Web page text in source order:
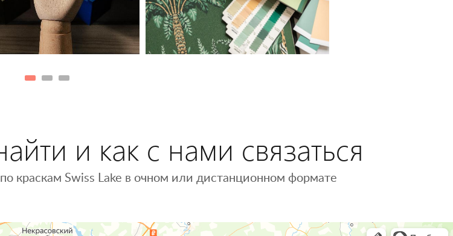
и как с нами связаться
краскам Swiss Lake в очном или дистанционном формате